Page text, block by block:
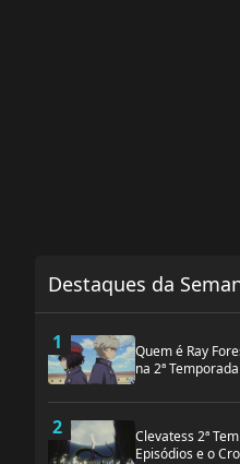
Destaques da
1
Quem é Ray
na 2ª Temporada
2
Clevatess 2ª
Episódios e o